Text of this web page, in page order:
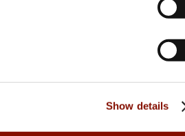
Show details